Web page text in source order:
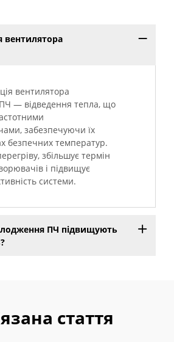
вентилятора
вентилятора
— відведення тепла, що
забезпечуючи їх
безпечних температур.
збільшує термін
і підвищує
системи.
ПЧ підвищують
стаття